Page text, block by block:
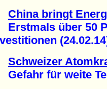
China bringt
über 50
Schweizer
für weite